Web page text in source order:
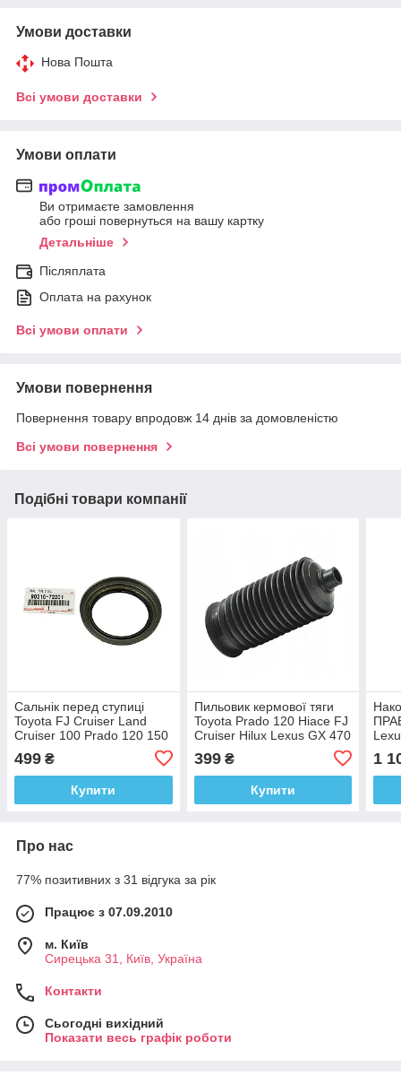
Умови доставки
Нова Пошта
Всі умови доставки
Умови оплати
Ви отримаєте замовлення
або гроші повернуться на вашу картку
Детальніше
Післяплата
Оплата на рахунок
Всі умови оплати
Умови повернення
Повернення товару впродовж 14 днів за домовленістю
Всі умови повернення
Подібні товари компанії
Сальнік перед ступиці
Toyota FJ Cruiser Land
Cruiser 100 Prado 120 150
Lexus LX 470 GX 470 460
499 ₴
Купити
Пильовик кермової тяги
Toyota Prado 120 Hiace FJ
Cruiser Hilux Lexus GX 470
399₴
Купити
1
Про нас
77% позитивних з 31 відгука за рік
Працює з 07.09.2010
м. Київ
Сирецька 31, Київ, Україна
Контакти
Сьогодні вихідний
Показати весь графік роботи